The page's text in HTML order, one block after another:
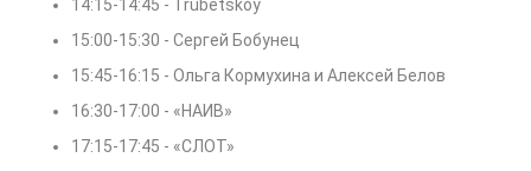
14:15-14:45 - Trubetskoy
15:00-15:30 - Сергей Бобунец
15:45-16:15 - Ольга Кормухина и Алексей Белов
16:30-17:00 - «НАИВ»
17:15-17:45 - «СЛОТ»